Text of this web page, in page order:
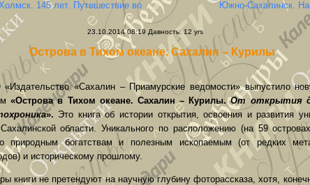
Южно-Сахалинск.
145 лет. Путешествие во
23.10.2014 08:19 Давность: 12 yrs
Острова в Тихом океане. Сахалин – Курилы
«Сахалин – Приамурские ведомости» выпустило
«Острова в Тихом океане. Сахалин – Курилы.От открытия
». Это книга об истории открытия, освоения и развития
области. Уникального по расположению (на 59
природным богатствам и полезным ископаемым (от редких
и историческому прошлому.
книги не претендуют на научную глубину фоторассказа, хотя,